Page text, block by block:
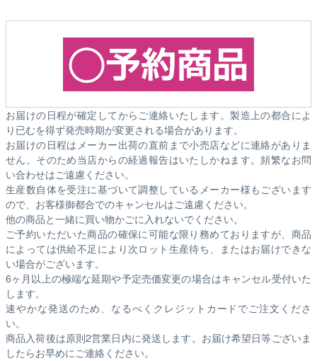
お届けの日程が確定してからご連絡いたします。製造上の都合によ
り已むを得ず発売時期が変更される場合があります。
お届けの日程はメーカー出荷の直前まで小売店などに連絡がありま
せん。そのため当店からの経過報告はいたしかねます。頻繁なお問
い合わせはご遠慮ください。
生産数自体を受注に基づいて調整しているメーカー様もございます
ので、お客様御都合でのキャンセルはご遠慮ください。
他の商品と一緒に買い物かごに入れないでください。
ご予約いただいた商品の確保に可能な限り務めておりますが、商品
によっては供給不足により次ロット生産待ち、またはお届けできな
い場合がございます。
6ヶ月以上の極端な延期や予定売価変更の場合はキャンセル受付いた
します。
速やかな発送のため、なるべくクレジットカードでご注文くださ
い。
商品入荷後は原則2営業日内に発送します。お届け希望日等ございま
したらお早めにご連絡ください。